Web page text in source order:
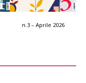
n.3 – Aprile 2026